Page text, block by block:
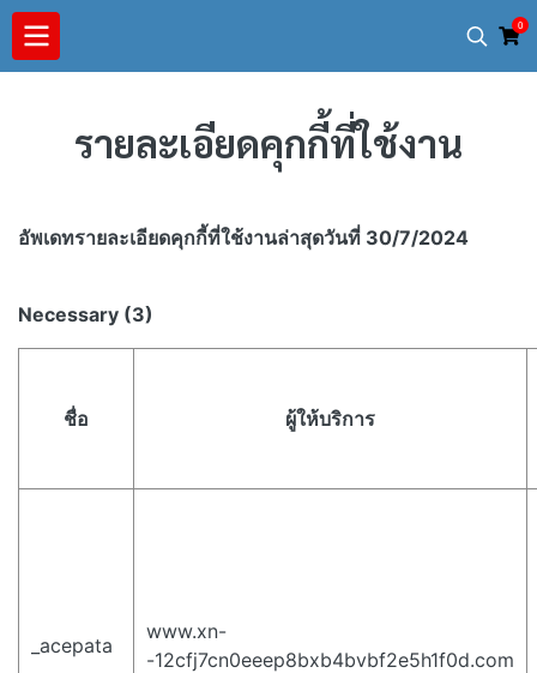
0
รายละเอียดคุกกี้ที่ใช้งาน​
อัพเดทรายละเอียดคุกกี้ที่ใช้งาน​ล่าสุดวันที่ 30/7/2024
Necessary (3)
ชื่อ ผู้ให้บริการ
_acepata
www.xn-
-12cfj7cn0eeep8bxb4bvbf2e5h1f0d.com